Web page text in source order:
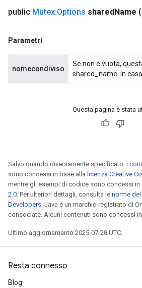
public Mutex.Options sharedName
Parametri
nomecondiviso
Se non è vuota,
shared_name. In
Questa pagina è stata
Salvo quando diversamente specificato, i
sono concessi in base alla licenza Creative
mentre gli esempi di codice sono concessi in
2.0. Per ulteriori dettagli, consulta le norme
Developers. Java è un marchio registrato di
consociate. Alcuni contenuti sono concessi
Ultimo aggiornamento 2025-07-28 UTC.
Resta connesso
Blog